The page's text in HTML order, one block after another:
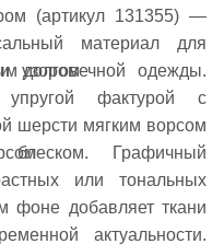
(артикул 131355) —
материал для
долговечной одежды.
упругой фактурой с
шерсти мягким ворсом
Графичный
или тональных
фоне добавляет ткани
актуальности.
узором